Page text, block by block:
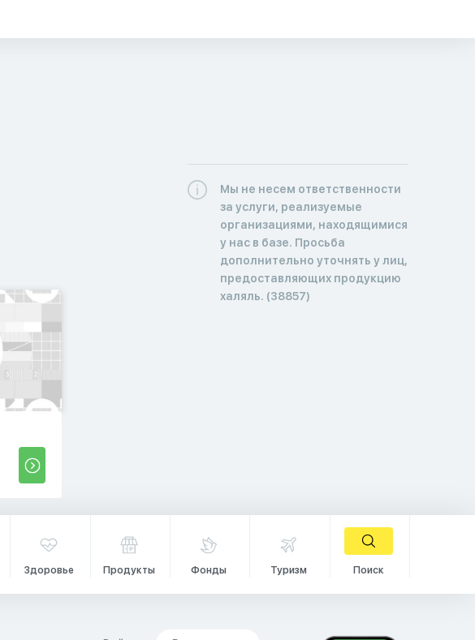
Мы не несем ответственности
за услуги, реализуемые
организациями, находящимися
у нас в базе. Просьба
дополнительно уточнять у лиц,
предоставляющих продукцию
халяль. (38857)
Здоровье Продукты Фонды Туризм Поиск